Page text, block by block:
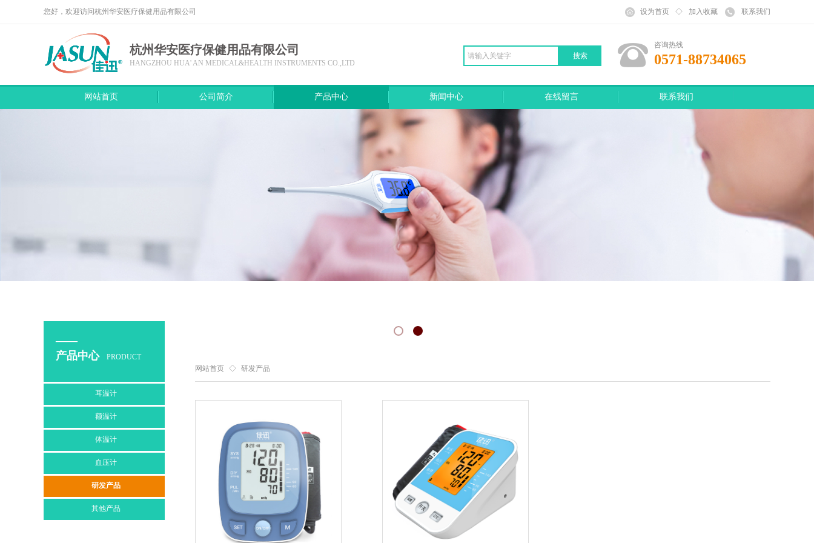
您好，欢迎访问杭州华安医疗保健用品有限公司 设为首页 ◇ 加入收藏 联系我们
杭州华安医疗保健用品​有限公司
HANGZHOU HUA' AN MEDICAL&HEALTH INSTRUMENTS CO.,LTD
搜索
咨询热线
0571-88734065
网站首页 公司简介 产品中心 新闻中心 在线留言 联系我们
——
产品中心PRODUCT
网站首页 ◇ 研发产品
耳温计
额温计
体温计
血压计
研发产品
其他产品